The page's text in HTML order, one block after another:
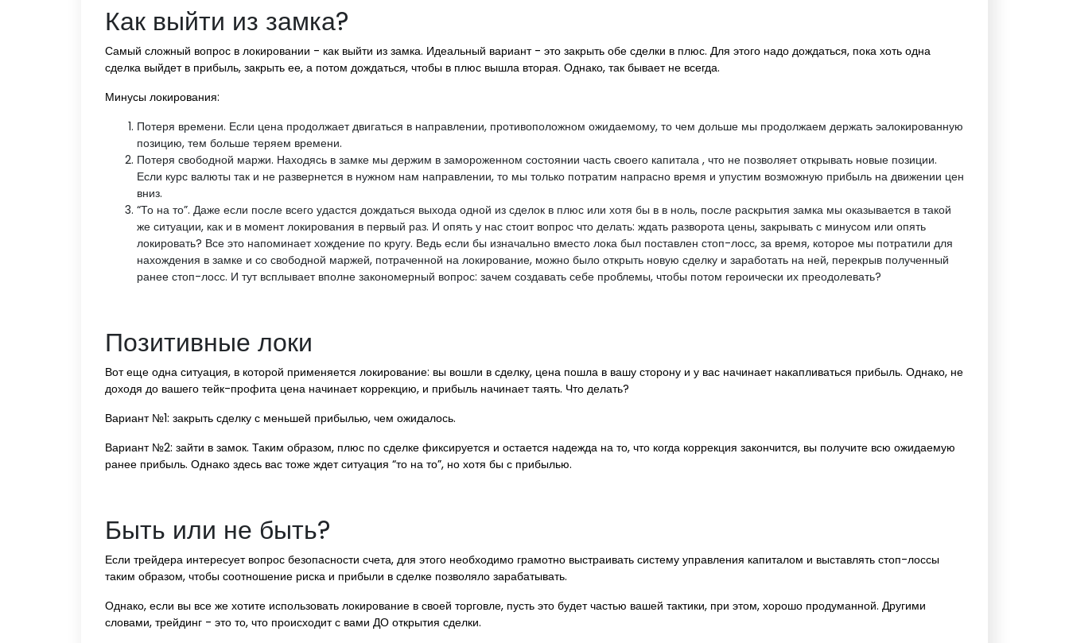
Как выйти из замка?
Самый сложный вопрос в локировании - как выйти из замка. Идеальный вариант - это закрыть обе сделки в плюс. Для этого надо дождаться, пока хоть одна
сделка выйдет в прибыль, закрыть ее, а потом дождаться, чтобы в плюс вышла вторая. Однако, так бывает не всегда.
Минусы локирования:
Потеря времени. Если цена продолжает двигаться в направлении, противоположном ожидаемому, то чем дольше мы продолжаем держать эалокированную
позицию, тем больше теряем времени.
Потеря свободной маржи. Находясь в замке мы держим в замороженном состоянии часть своего капитала , что не позволяет открывать новые позиции.
Если курс валюты так и не развернется в нужном нам направлении, то мы только потратим напрасно время и упустим возможную прибыль на движении цен
вниз.
“То на то”. Даже если после всего удастся дождаться выхода одной из сделок в плюс или хотя бы в в ноль, после раскрытия замка мы оказывается в такой
же ситуации, как и в момент локирования в первый раз. И опять у нас стоит вопрос что делать: ждать разворота цены, закрывать с минусом или опять
локировать? Все это напоминает хождение по кругу. Ведь если бы изначально вместо лока был поставлен стоп-лосс, за время, которое мы потратили для
нахождения в замке и со свободной маржей, потраченной на локирование, можно было открыть новую сделку и заработать на ней, перекрыв полученный
ранее стоп-лосс. И тут всплывает вполне закономерный вопрос: зачем создавать себе проблемы, чтобы потом героически их преодолевать?
Позитивные локи
Вот еще одна ситуация, в которой применяется локирование: вы вошли в сделку, цена пошла в вашу сторону и у вас начинает накапливаться прибыль. Однако, не
доходя до вашего тейк-профита цена начинает коррекцию, и прибыль начинает таять. Что делать?
Вариант №1: закрыть сделку с меньшей прибылью, чем ожидалось.
Вариант №2: зайти в замок. Таким образом, плюс по сделке фиксируется и остается надежда на то, что когда коррекция закончится, вы получите всю ожидаемую
ранее прибыль. Однако здесь вас тоже ждет ситуация “то на то”, но хотя бы с прибылью.
Быть или не быть?
Если трейдера интересует вопрос безопасности счета, для этого необходимо грамотно выстраивать систему управления капиталом и выставлять стоп-лоссы
таким образом, чтобы соотношение риска и прибыли в сделке позволяло зарабатывать.
Однако, если вы все же хотите использовать локирование в своей торговле, пусть это будет частью вашей тактики, при этом, хорошо продуманной. Другими
словами, трейдинг - это то, что происходит с вами ДО открытия сделки.